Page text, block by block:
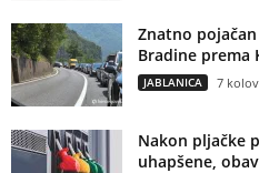
Znatno
Bradine prema
JABLANICA 7
Nakon pljačke
uhapšene,